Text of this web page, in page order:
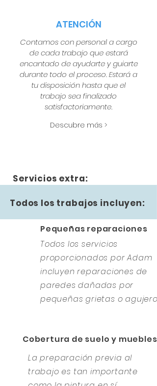
ATENCIÓN
Contamos con personal a cargo
de cada trabajo que estará
encantado de ayudarte y guiarte
durante todo el proceso. Estará a
tu disposición hasta que el
trabajo sea finalizado
satisfactoriamente.
Descubre más >
Servicios extra:
Todos los trabajos incluyen:
Pequeñas reparaciones
Todos los servicios
proporcionados por Adam
incluyen reparaciones de
paredes dañadas por
pequeñas grietas o
Cobertura de suelo y muebles
La preparación previa al
trabajo es tan importante